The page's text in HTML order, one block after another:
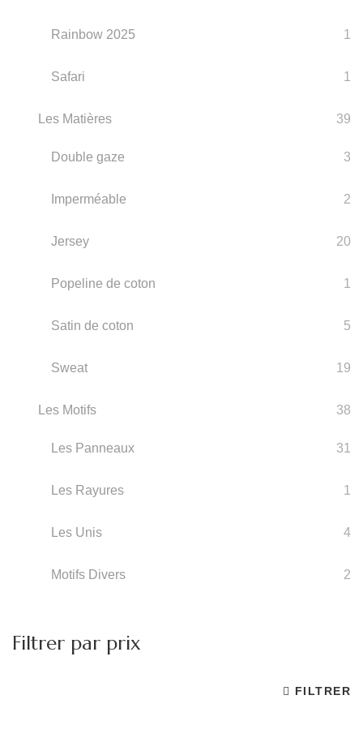
Rainbow 2025 1
Safari 1
Les Matières 39
Double gaze 3
Imperméable 2
Jersey 20
Popeline de coton 1
Satin de coton 5
Sweat 19
Les Motifs 38
Les Panneaux 31
Les Rayures 1
Les Unis 4
Motifs Divers 2
Filtrer par prix
FILTRER